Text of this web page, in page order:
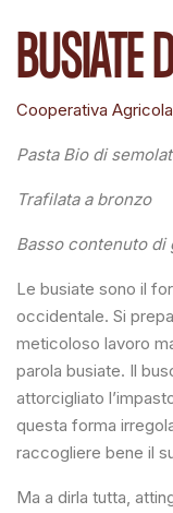
BUSIATE
Cooperativa
Pasta Bio di
Trafilata a bronzo
Basso contenuto di
Le busiate sono il
occidentale. Si
meticoloso lavoro
parola busiate. Il
attorcigliato
questa forma
raccogliere bene il
Ma a dirla tutta,